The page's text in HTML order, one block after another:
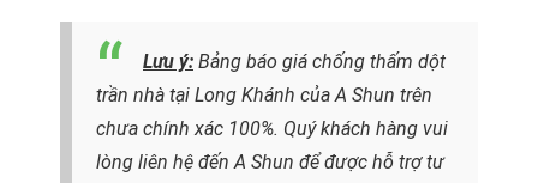
Lưu ý: Bảng báo giá chống thấm dột
trần nhà tại Long Khánh của A Shun trên
chưa chính xác 100%. Quý khách hàng vui
lòng liên hệ đến A Shun để được hỗ trợ tư